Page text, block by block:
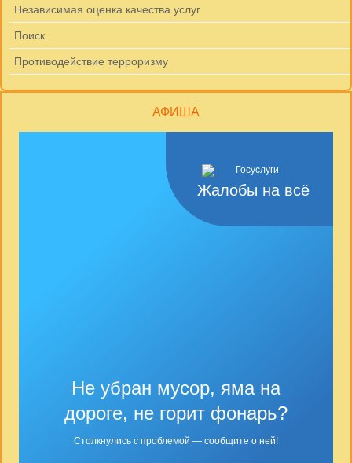
Независимая оценка качества услуг
Поиск
Противодействие терроризму
АФИША
Жалобы на всё
Не убран мусор, яма на
дороге, не горит фонарь?
Столкнулись с проблемой — сообщите о ней!